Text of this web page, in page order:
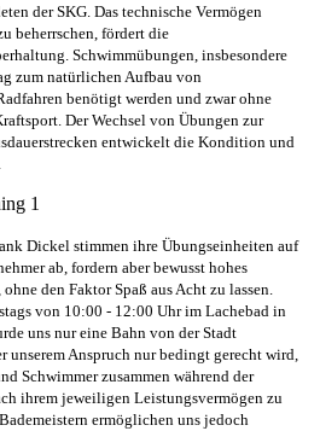
der SKG. Das technische Vermögen
beherrschen, fördert die
Schwimmübungen, insbesondere
zum natürlichen Aufbau von
benötigt werden und zwar ohne
Der Wechsel von Übungen zur
entwickelt die Kondition und
Dickel stimmen ihre Übungseinheiten auf
ab, fordern aber bewusst hohes
den Faktor Spaß aus Acht zu lassen.
von 10:00 - 12:00 Uhr im Lachebad in
uns nur eine Bahn von der Stadt
unserem Anspruch nur bedingt gerecht wird,
Schwimmer zusammen während der
ihrem jeweiligen Leistungsvermögen zu
ermöglichen uns jedoch